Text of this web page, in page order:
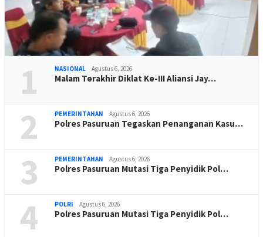
1 NASIONAL Agustus 6, 2026
Malam Terakhir Diklat Ke-III Aliansi Jay…
2 PEMERINTAHAN Agustus 6, 2026
Polres Pasuruan Tegaskan Penanganan Kasu…
3 PEMERINTAHAN Agustus 6, 2026
Polres Pasuruan Mutasi Tiga Penyidik Pol…
4 POLRI Agustus 6, 2026
Polres Pasuruan Mutasi Tiga Penyidik Pol…